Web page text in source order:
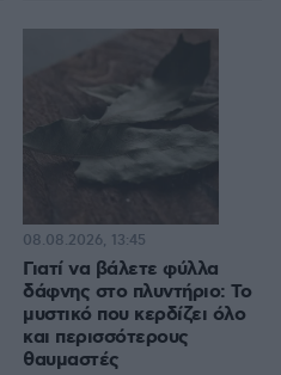
Γιατί να βάλετε φύλλα
δάφνης στο πλυντήριο: Το
μυστικό που κερδίζει όλο
και περισσότερους
θαυμαστές
08.08.2026, 13:45